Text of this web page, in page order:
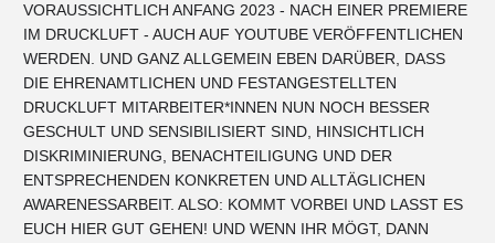
VORAUSSICHTLICH ANFANG 2023 - NACH EINER PREMIERE
IM DRUCKLUFT - AUCH AUF YOUTUBE VERÖFFENTLICHEN
WERDEN. UND GANZ ALLGEMEIN EBEN DARÜBER, DASS
DIE EHRENAMTLICHEN UND FESTANGESTELLTEN
DRUCKLUFT MITARBEITER*INNEN NUN NOCH BESSER
GESCHULT UND SENSIBILISIERT SIND, HINSICHTLICH
DISKRIMINIERUNG, BENACHTEILIGUNG UND DER
ENTSPRECHENDEN KONKRETEN UND ALLTÄGLICHEN
AWARENESSARBEIT. ALSO: KOMMT VORBEI UND LASST ES
EUCH HIER GUT GEHEN! UND WENN IHR MÖGT, DANN